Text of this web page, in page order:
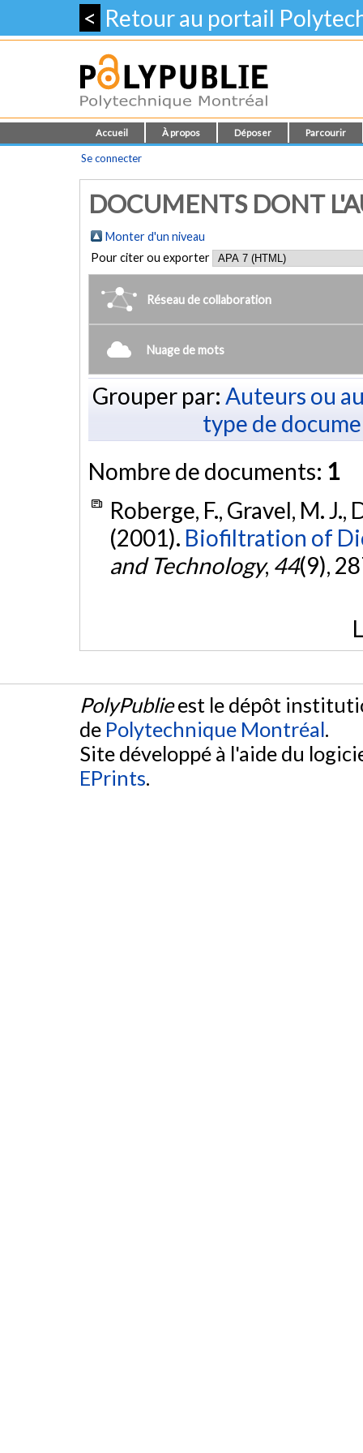
< Retour au portail
Accueil À propos Déposer Parcourir
Se connecter
DOCUMENTS DONT
Monter d'un niveau
Pour citer ou exporter
Réseau de collaboration
Nuage de mots
Grouper par: Auteurs ou
type de
Nombre de documents: 1
Roberge, F., Gravel, M. J.,
(2001). Biofiltration of
and Technology, 44(9),
PolyPublieest le dépôt
de Polytechnique Montréal.
Site développé à l'aide du
EPrints.